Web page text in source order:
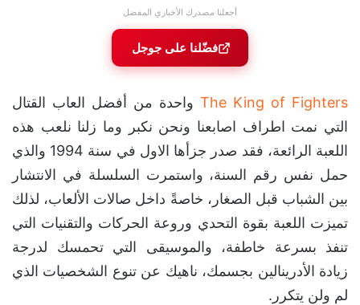
أجعلنا مصدرك الأخباري المفضل
فضّلنا على جوجل
The King of Fighters واحدة من أفضل العاب القتال
التي نمت اطراف اصابعنا ونحن نكبر وما زلنا نلعب هذه
اللعبة الرائعة، فقد صدر جزأها الاول في سنة 1994 والذي
حمل نفس رقم السنة، واستمرت السلسلة في الانتشار
بين الشباب قبل الصغار، خاصةً داخل صالات الألعاب، لذلك
تميزت اللعبة بقوة التحدي وروعة الحركات والتقنيات التي
تنفذ بسرعة خاطفة، والموسيقى التي تحمسك لدرجة
زيادة الأدرينالين بجسمك، ناهيك عن تنوع الشخصيات الذي
لم ولن يتكرر.